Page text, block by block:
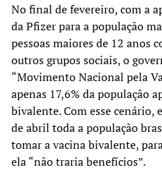
No final de fevereiro, com a
da Pfizer para a população
pessoas maiores de 12 anos
outros grupos sociais, o
“Movimento Nacional pela
apenas 17,6% da população
bivalente. Com esse cenário,
de abril toda a população
tomar a vacina bivalente,
ela “não traria benefícios”.